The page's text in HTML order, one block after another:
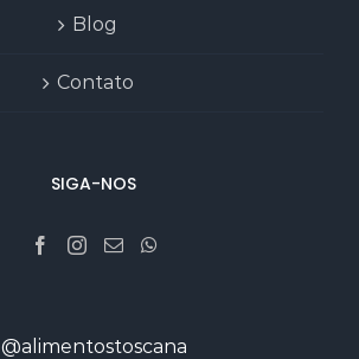
Blog
Contato
SIGA-NOS
@alimentostoscana